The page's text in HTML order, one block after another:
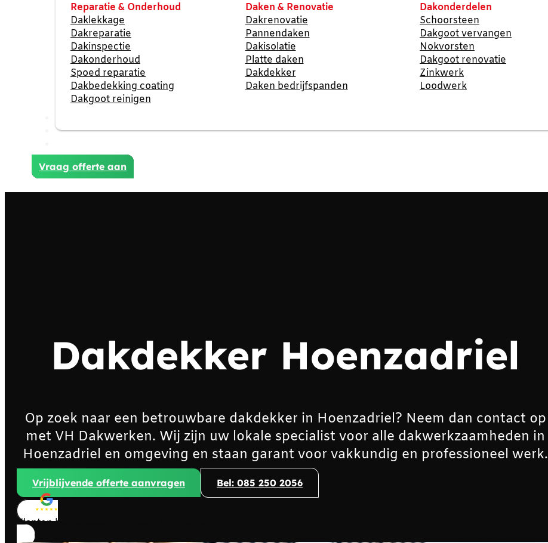
Reparatie & Onderhoud
Daklekkage
Dakreparatie
Dakinspectie
Dakonderhoud
Spoed reparatie
Dakbedekking coating
Dakgoot reinigen
Daken & Renovatie
Dakrenovatie
Pannendaken
Dakisolatie
Platte daken
Dakdekker
Daken bedrijfspanden
Dakonderdelen
Schoorsteen
Dakgoot vervangen
Nokvorsten
Dakgoot renovatie
Zinkwerk
Loodwerk
Projecten
Vraag offerte aan
Dakdekker Hoenzadriel
Op zoek naar een betrouwbare dakdekker in Hoenzadriel? Neem dan contact op
met VH Dakwerken. Wij zijn uw lokale specialist voor alle dakwerkzaamheden in
Hoenzadriel en omgeving en staan garant voor vakkundig en professioneel werk.
Vrijblijvende offerte aanvragen Bel: 085 250 2056
Klanten beoordelen ons met